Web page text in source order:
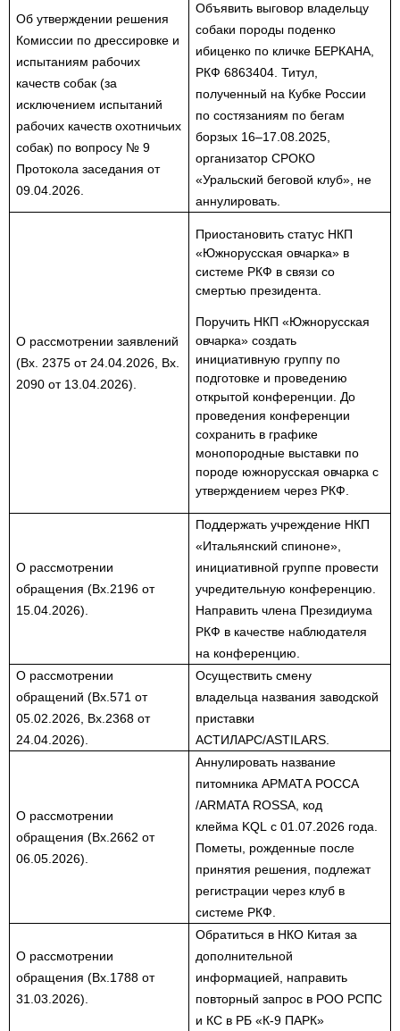
Об утверждении решения
Комиссии по дрессировке и
испытаниям рабочих
качеств собак (за
исключением испытаний
рабочих качеств охотничьих
собак) по вопросу № 9
Протокола заседания от
09.04.2026.
Объявить выговор владельцу
собаки породы поденко
ибиценко по кличке БЕРКАНА,
РКФ 6863404. Титул,
полученный на Кубке России
по состязаниям по бегам
борзых 16–17.08.2025,
организатор СРОКО
«Уральский беговой клуб», не
аннулировать.
О рассмотрении заявлений
(Вх. 2375 от 24.04.2026, Вх.
2090 от 13.04.2026).
Приостановить статус НКП
«Южнорусская овчарка» в
системе РКФ в связи со
смертью президента.
Поручить НКП «Южнорусская
овчарка» создать
инициативную группу по
подготовке и проведению
открытой конференции. До
проведения конференции
сохранить в графике
монопородные выставки по
породе южнорусская овчарка с
утверждением через РКФ.
О рассмотрении
обращения (Вх.2196 от
15.04.2026).
Поддержать учреждение НКП
«Итальянский спиноне»,
инициативной группе провести
учредительную конференцию.
Направить члена Президиума
РКФ в качестве наблюдателя
на конференцию.
О рассмотрении
обращений (Вх.571 от
05.02.2026, Вх.2368 от
24.04.2026).
Осуществить смену
владельца названия заводской
приставки
АСТИЛАРС/ASTILARS
О рассмотрении
обращения (Вх.2662 от
06.05.2026).
Аннулировать название
питомника АРМАТА РОССА
/ARMATA ROSSA , код
клейма KQL с 01.07.2026 года.
Пометы, рожденные после
принятия решения, подлежат
регистрации через клуб в
системе РКФ.
О рассмотрении
обращения (Вх.1788 от
31.03.2026).
Обратиться в НКО Китая за
дополнительной
информацией, направить
повторный запрос в РОО РСПС
и КС в РБ «К-9 ПАРК»